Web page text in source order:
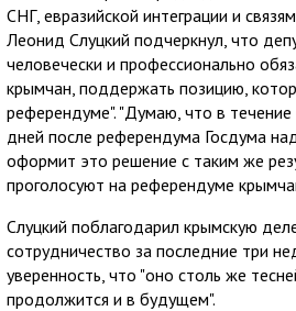
СНГ, евразийской интеграции и
Леонид Слуцкий подчеркнул, что
человечески и профессионально
крымчан, поддержать позицию,
референдуме". "Думаю, что в
дней после референдума Госдума
оформит это решение с таким же
проголосуют на референдуме
Слуцкий поблагодарил крымскую
сотрудничество за последние три
уверенность, что "оно столь же
продолжится и в будущем".